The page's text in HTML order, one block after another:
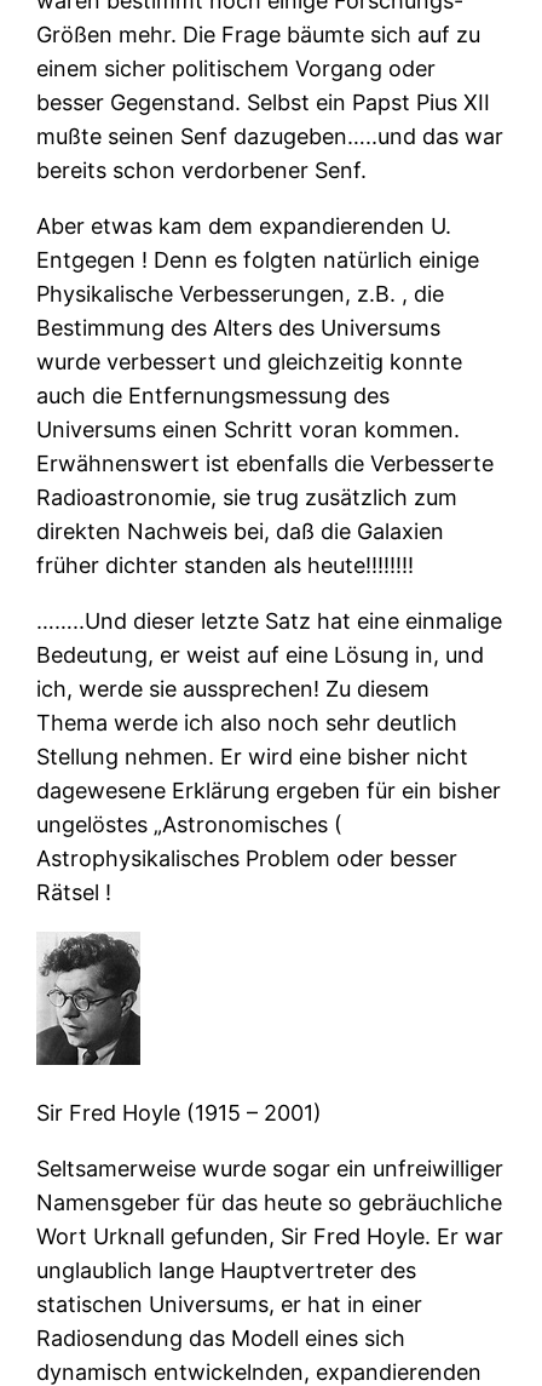
Größen mehr. Die Frage bäumte sich auf zu
einem sicher politischem Vorgang oder
besser Gegenstand. Selbst ein Papst Pius XII
mußte seinen Senf dazugeben…..und das war
bereits schon verdorbener Senf.
Aber etwas kam dem expandierenden U.
Entgegen ! Denn es folgten natürlich einige
Physikalische Verbesserungen, z.B. , die
Bestimmung des Alters des Universums
wurde verbessert und gleichzeitig konnte
auch die Entfernungsmessung des
Universums einen Schritt voran kommen.
Erwähnenswert ist ebenfalls die Verbesserte
Radioastronomie, sie trug zusätzlich zum
direkten Nachweis bei, daß die Galaxien
früher dichter standen als heute!!!!!!!!
……..Und dieser letzte Satz hat eine einmalige
Bedeutung, er weist auf eine Lösung in, und
ich, werde sie aussprechen! Zu diesem
Thema werde ich also noch sehr deutlich
Stellung nehmen. Er wird eine bisher nicht
dagewesene Erklärung ergeben für ein bisher
ungelöstes „Astronomisches (
Astrophysikalisches Problem oder besser
Rätsel !
Sir Fred Hoyle (1915 – 2001)
Seltsamerweise wurde sogar ein unfreiwilliger
Namensgeber für das heute so gebräuchliche
Wort Urknall gefunden, Sir Fred Hoyle. Er war
unglaublich lange Hauptvertreter des
statischen Universums, er hat in einer
Radiosendung das Modell eines sich
dynamisch entwickelnden, expandierenden